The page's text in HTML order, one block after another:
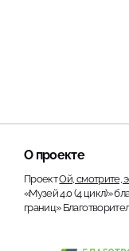
О проекте
ПроектОй, смотрите,
«Музей 4.0 (4 цикл)»
границ»